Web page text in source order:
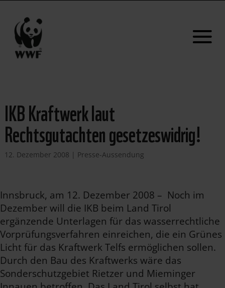
IKB Kraftwerk laut
Rechtsgutachten gesetzeswidrig!
12. Dezember 2008 | Presse-Aussendung
Innsbruck, am 12. Dezember 2008 – Noch im
Dezember will die IKB beim Land Tirol
ergänzende Unterlagen für das wasserrechtliche
Vorprüfungsverfahren einreichen, die ein Grünes
Licht für das Kraftwerk Telfs ermöglichen sollen.
Durch den Bau des Kraftwerks wäre das
Sonderschutzgebiet Rietzer und Mieminger